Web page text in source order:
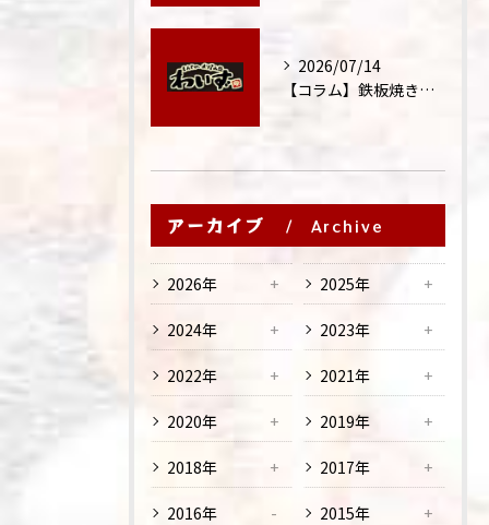
2026/07/14
【コラム】鉄板焼きが"コミュニケーション飯"と呼ばれる理由
アーカイブ Archive
2026年 2025年
2024年 2023年
2022年 2021年
2020年 2019年
2018年 2017年
2016年
2015年